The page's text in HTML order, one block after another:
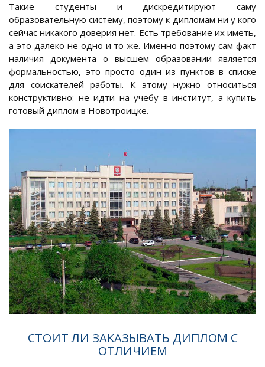
Такие студенты и дискредитируют саму
образовательную систему, поэтому к дипломам ни у кого
сейчас никакого доверия нет. Есть требование их иметь,
а это далеко не одно и то же. Именно поэтому сам факт
наличия документа о высшем образовании является
формальностью, это просто один из пунктов в списке
для соискателей работы. К этому нужно относиться
конструктивно: не идти на учебу в институт, а купить
готовый диплом в Новотроицке.
СТОИТ ЛИ ЗАКАЗЫВАТЬ ДИПЛОМ С
ОТЛИЧИЕМ